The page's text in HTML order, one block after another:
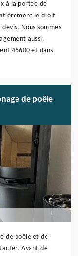
à la portée de
le droit
Nous sommes
aussi.
45600 et dans
de poêle
de poêle et de
Avant de